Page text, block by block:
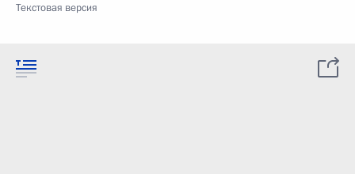
Текстовая версия